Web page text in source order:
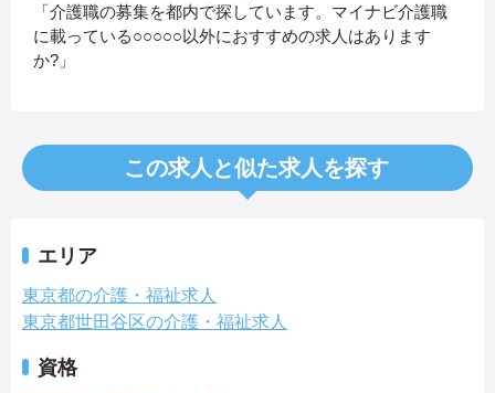
「介護職の募集を都内で探しています。マイナビ介護職
に載っている○○○○○以外におすすめの求人はあります
か?」
この求人と似た求人を探す
エリア
東京都の介護・福祉求人
東京都世田谷区の介護・福祉求人
資格